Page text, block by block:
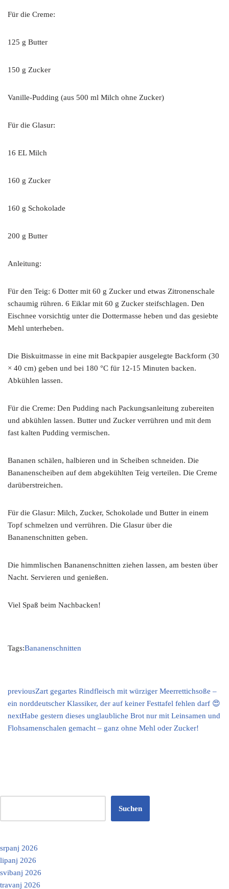
Für die Creme:
125 g Butter
150 g Zucker
Vanille-Pudding (aus 500 ml Milch ohne Zucker)
Für die Glasur:
16 EL Milch
160 g Zucker
160 g Schokolade
200 g Butter
Anleitung:
Für den Teig: 6 Dotter mit 60 g Zucker und etwas Zitronenschale
schaumig rühren. 6 Eiklar mit 60 g Zucker steifschlagen. Den
Eischnee vorsichtig unter die Dottermasse heben und das gesiebte
Mehl unterheben.
Die Biskuitmasse in eine mit Backpapier ausgelegte Backform (30
× 40 cm) geben und bei 180 °C für 12-15 Minuten backen.
Abkühlen lassen.
Für die Creme: Den Pudding nach Packungsanleitung zubereiten
und abkühlen lassen. Butter und Zucker verrühren und mit dem
fast kalten Pudding vermischen.
Bananen schälen, halbieren und in Scheiben schneiden. Die
Bananenscheiben auf dem abgekühlten Teig verteilen. Die Creme
darüberstreichen.
Für die Glasur: Milch, Zucker, Schokolade und Butter in einem
Topf schmelzen und verrühren. Die Glasur über die
Bananenschnitten geben.
Die himmlischen Bananenschnitten ziehen lassen, am besten über
Nacht. Servieren und genießen.
Viel Spaß beim Nachbacken!
Tags:Bananenschnitten
previousZart gegartes Rindfleisch mit würziger Meerrettichsoße –
ein norddeutscher Klassiker, der auf keiner Festtafel fehlen darf 😍
nextHabe gestern dieses unglaubliche Brot nur mit Leinsamen und
Flohsamenschalen gemacht – ganz ohne Mehl oder Zucker!
Suchen
srpanj 2026
lipanj 2026
svibanj 2026
travanj 2026